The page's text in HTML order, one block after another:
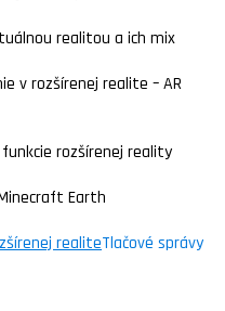
realitou a ich mix
v rozšírenej realite – AR
funkcie rozšírenej reality
Earth
realiteTlačové správy